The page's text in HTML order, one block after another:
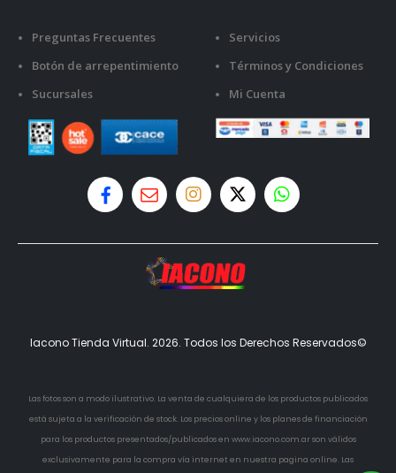
Preguntas Frecuentes
Botón de arrepentimiento
Sucursales
Servicios
Términos y Condiciones
Mi Cuenta
Iacono Tienda Virtual. 2026. Todos los Derechos Reservados©
Las fotos son a modo ilustrativo. La venta de cualquiera de los productos publicados
está sujeta a la verificación de stock. Los precios online y los planes de financiación
para los productos presentados/publicados en www.iacono.com.ar son válidos
exclusivamente para la compra vía internet en nuestra pagina online. Las